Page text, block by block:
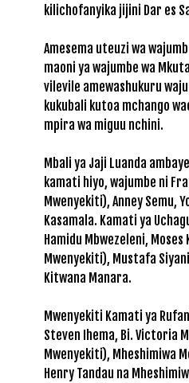
kilichofanyika jijini Dar es
Amesema uteuzi wa
maoni ya wajumbe wa
vilevile amewashukuru
kukubali kutoa mchango
mpira wa miguu nchini.
Mbali ya Jaji Luanda
kamati hiyo, wajumbe ni
Mwenyekiti), Anney Semu,
Kasamala. Kamati ya
Hamidu Mbwezeleni, Moses
Mwenyekiti), Mustafa
Kitwana Manara.
Mwenyekiti Kamati ya
Steven Ihema, Bi. Victoria
Mwenyekiti), Mheshimiwa
Henry Tandau na